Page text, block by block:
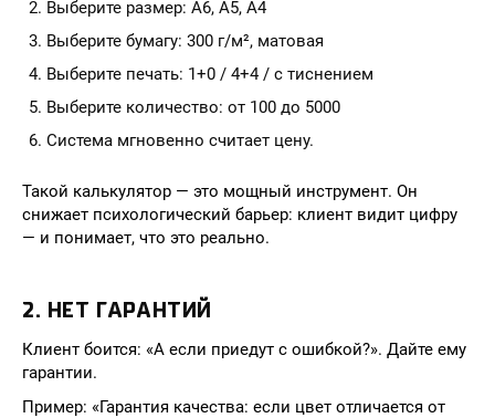
Выберите размер: A6, A5, A4
Выберите бумагу: 300 г/м², матовая
Выберите печать: 1+0 / 4+4 / с тиснением
Выберите количество: от 100 до 5000
Система мгновенно считает цену.
Такой калькулятор — это мощный инструмент. Он
снижает психологический барьер: клиент видит цифру
— и понимает, что это реально.
2. НЕТ ГАРАНТИЙ
Клиент боится: «А если приедут с ошибкой?». Дайте ему
гарантии.
Пример: «Гарантия качества: если цвет отличается от